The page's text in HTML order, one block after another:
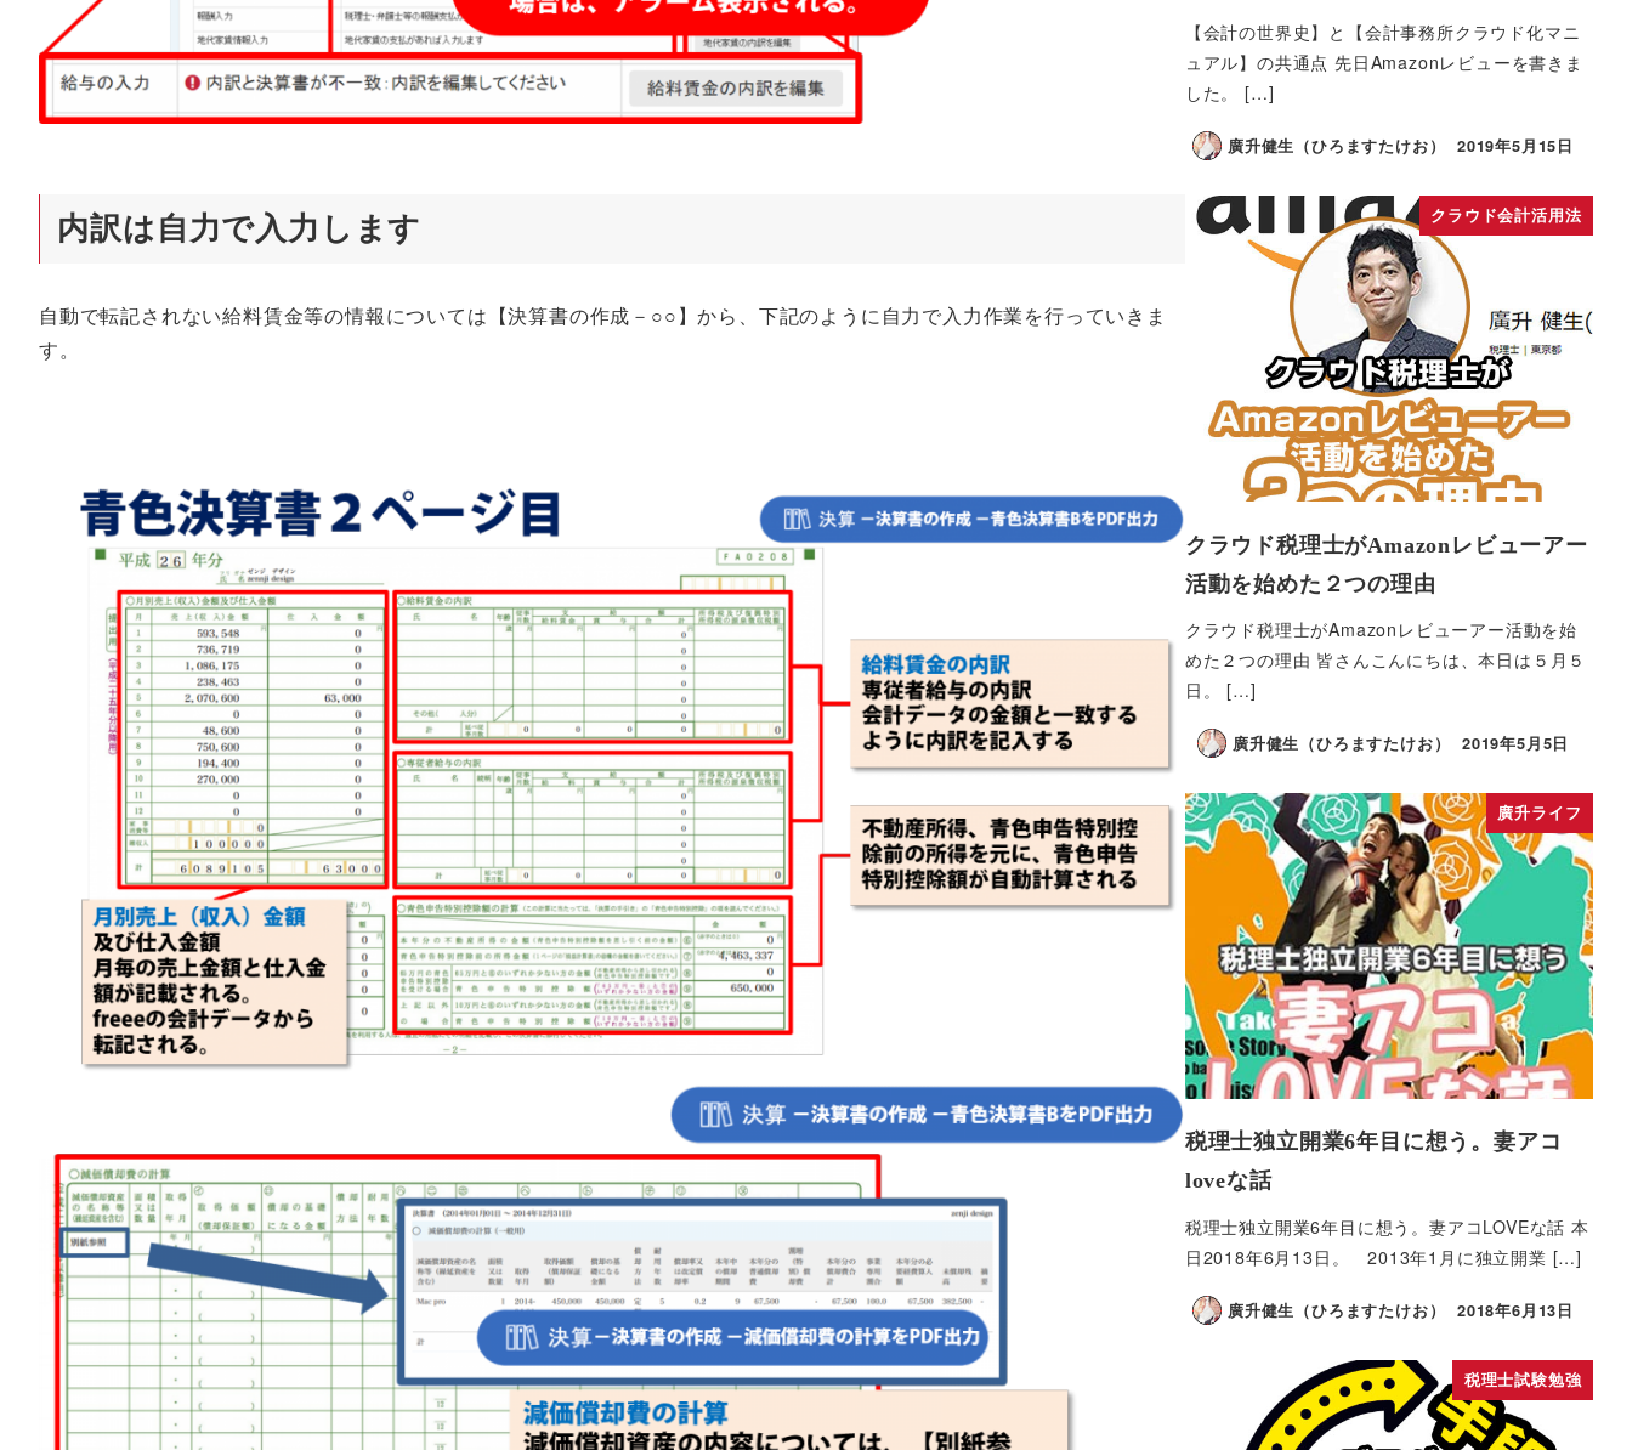
内訳は自力で入力します
自動で転記されない給料賃金等の情報については【決算書の作成－○○】から、下記のように自力で入力作業を行っていきま
す。
【会計の世界史】と【会計事務所クラウド化マニ
ュアル】の共通点 先日Amazonレビューを書きま
した。 […]
廣升健生（ひろますたけお） 2019年5月15日
クラウド会計活用法
クラウド税理士がAmazonレビューアー
活動を始めた２つの理由
クラウド税理士がAmazonレビューアー活動を始
めた２つの理由 皆さんこんにちは、本日は５月５
日。 […]
廣升健生（ひろますたけお） 2019年5月5日
廣升ライフ
税理士独立開業6年目に想う。妻アコ
loveな話
税理士独立開業6年目に想う。妻アコLOVEな話 本
日2018年6月13日。 2013年1月に独立開業 […]
廣升健生（ひろますたけお） 2018年6月13日
税理士試験勉強